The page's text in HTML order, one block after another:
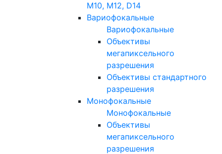
M10, M12, D14
Вариофокальные
Вариофокальные
Объективы
мегапиксельного
разрешения
Объективы стандартного
разрешения
Монофокальные
Монофокальные
Объективы
мегапиксельного
разрешения